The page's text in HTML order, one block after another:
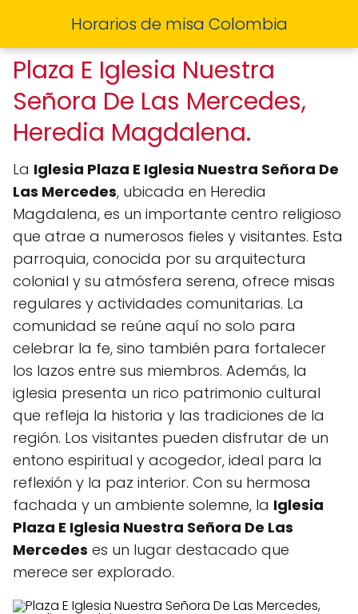
Horarios de misa Colombia
Plaza E Iglesia Nuestra
Señora De Las Mercedes,
Heredia Magdalena.
La Iglesia Plaza E Iglesia Nuestra Señora De
Las Mercedes, ubicada en Heredia
Magdalena, es un importante centro religioso
que atrae a numerosos fieles y visitantes. Esta
parroquia, conocida por su arquitectura
colonial y su atmósfera serena, ofrece misas
regulares y actividades comunitarias. La
comunidad se reúne aquí no solo para
celebrar la fe, sino también para fortalecer
los lazos entre sus miembros. Además, la
iglesia presenta un rico patrimonio cultural
que refleja la historia y las tradiciones de la
región. Los visitantes pueden disfrutar de un
entono espiritual y acogedor, ideal para la
reflexión y la paz interior. Con su hermosa
fachada y un ambiente solemne, la Iglesia
Plaza E Iglesia Nuestra Señora De Las
Mercedes es un lugar destacado que
merece ser explorado.